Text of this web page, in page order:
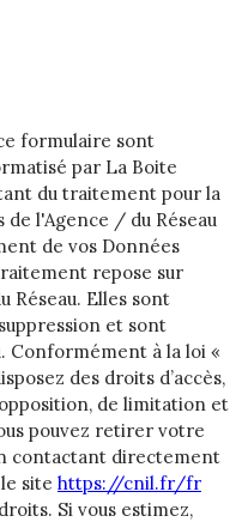
formulaire sont
par La Boite
du traitement pour la
l'Agence / du Réseau
de vos Données
repose sur
Elles sont
et sont
Conformément à la loi «
des droits d’accès,
de limitation et
pouvez retirer votre
contactant directement
site https://cnil.fr/fr
Si vous estimez,